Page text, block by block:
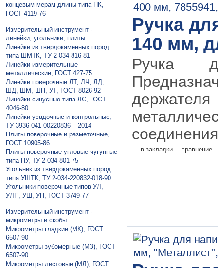
концевым мерам длины типа ПК,
ГОСТ 4119-76
Измерительный инструмент -
линейки, угольники, плиты
Линейки из твердокаменных пород
типа ШМТК, ТУ 2-034-816-81
Линейки измерительные
металлические, ГОСТ 427-75
Линейки поверочные ЛТ, ЛЧ, ЛД,
ШД, ШМ, ШП, УТ, ГОСТ 8026-92
Линейки синусные типа ЛС, ГОСТ
4046-80
Линейки усадочные и контрольные,
ТУ 3936-041-00220836 – 2014
Плиты поверочные и разметочные,
ГОСТ 10905-86
Плиты поверочные угловые чугунные
типа ПУ, ТУ 2-034-801-75
Угольник из твердокаменных пород
типа УШТК, ТУ 2-034-220832-018-90
Угольники поверочные типов УЛ,
УЛП, УШ, УП, ГОСТ 3749-77
Измерительный инструмент -
микрометры и скобы
Микрометры гладкие (МК), ГОСТ
6507-90
Микрометры зубомерные (МЗ), ГОСТ
6507-90
Микрометры листовые (МЛ), ГОСТ
Ручка
140 мм,
Ручка
в закладки сравнение